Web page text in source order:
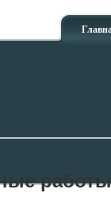
работы